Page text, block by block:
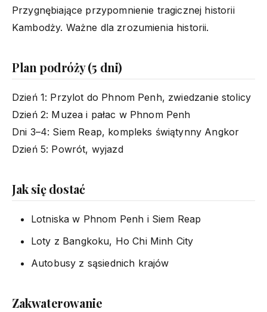
Przygnębiające przypomnienie tragicznej historii
Kambodży. Ważne dla zrozumienia historii.
Plan podróży (5 dni)
Dzień 1: Przylot do Phnom Penh, zwiedzanie stolicy
Dzień 2: Muzea i pałac w Phnom Penh
Dni 3–4: Siem Reap, kompleks świątynny Angkor
Dzień 5: Powrót, wyjazd
Jak się dostać
Lotniska w Phnom Penh i Siem Reap
Loty z Bangkoku, Ho Chi Minh City
Autobusy z sąsiednich krajów
Zakwaterowanie